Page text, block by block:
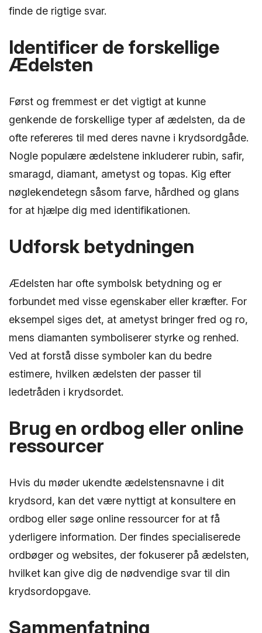
finde de rigtige svar.
Identificer de forskellige
Ædelsten
Først og fremmest er det vigtigt at kunne
genkende de forskellige typer af ædelsten, da de
ofte refereres til med deres navne i krydsordgåde.
Nogle populære ædelstene inkluderer rubin, safir,
smaragd, diamant, ametyst og topas. Kig efter
nøglekendetegn såsom farve, hårdhed og glans
for at hjælpe dig med identifikationen.
Udforsk betydningen
Ædelsten har ofte symbolsk betydning og er
forbundet med visse egenskaber eller kræfter. For
eksempel siges det, at ametyst bringer fred og ro,
mens diamanten symboliserer styrke og renhed.
Ved at forstå disse symboler kan du bedre
estimere, hvilken ædelsten der passer til
ledetråden i krydsordet.
Brug en ordbog eller online
ressourcer
Hvis du møder ukendte ædelstensnavne i dit
krydsord, kan det være nyttigt at konsultere en
ordbog eller søge online ressourcer for at få
yderligere information. Der findes specialiserede
ordbøger og websites, der fokuserer på ædelsten,
hvilket kan give dig de nødvendige svar til din
krydsordopgave.
Sammenfatning